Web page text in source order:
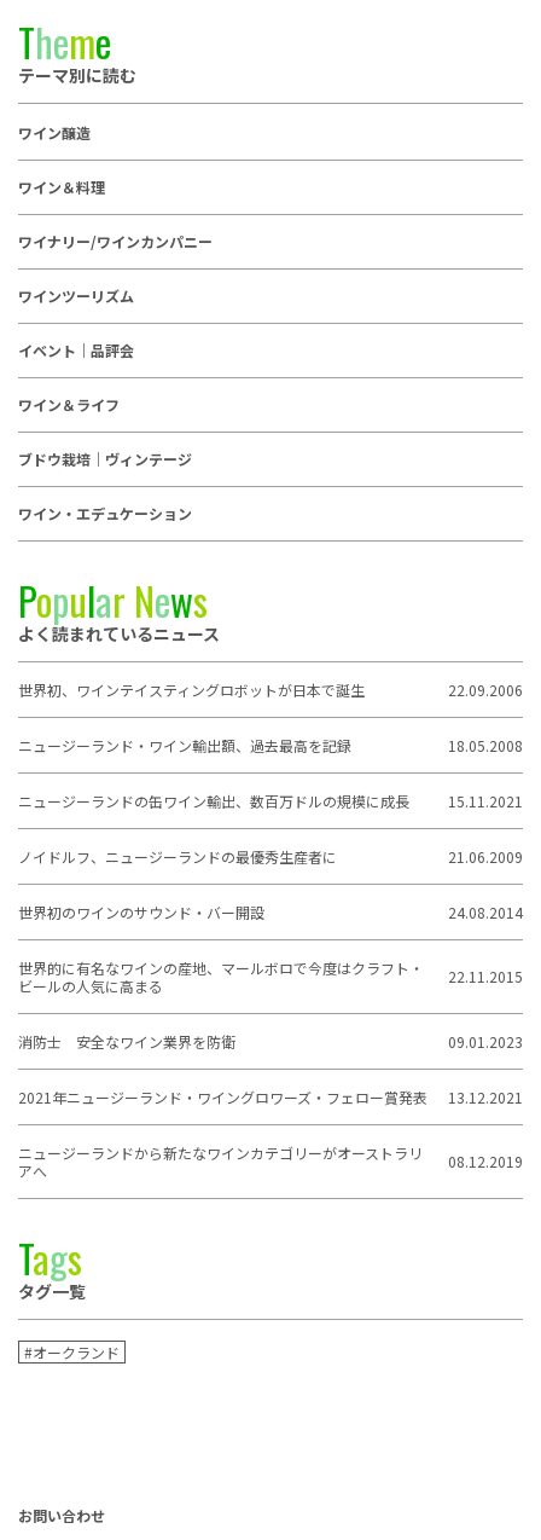
Theme
テーマ別に読む
ワイン醸造
ワイン＆料理
ワイナリー/ワインカンパニー
ワインツーリズム
イベント｜品評会
ワイン＆ライフ
ブドウ栽培｜ヴィンテージ
ワイン・エデュケーション
Popular News
よく読まれているニュース
世界初、ワインテイスティングロボットが日本で誕生 22.09.2006
ニュージーランド・ワイン輸出額、過去最高を記録 18.05.2008
ニュージーランドの缶ワイン輸出、数百万ドルの規模に成長 15.11.2021
ノイドルフ、ニュージーランドの最優秀生産者に 21.06.2009
世界初のワインのサウンド・バー開設 24.08.2014
世界的に有名なワインの産地、マールボロで今度はクラフト・
ビールの人気に高まる
22.11.2015
消防士 安全なワイン業界を防衛 09.01.2023
2021年ニュージーランド・ワイングロワーズ・フェロー賞発表 13.12.2021
ニュージーランドから新たなワインカテゴリーがオーストラリ
アへ
08.12.2019
Tags
タグ一覧
#オークランド
お問い合わせ